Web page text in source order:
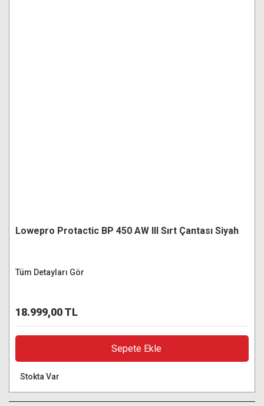
Lowepro Protactic BP 450 AW III Sırt Çantası Siyah
Tüm Detayları Gör
18.999,00 TL
Sepete Ekle
Stokta Var